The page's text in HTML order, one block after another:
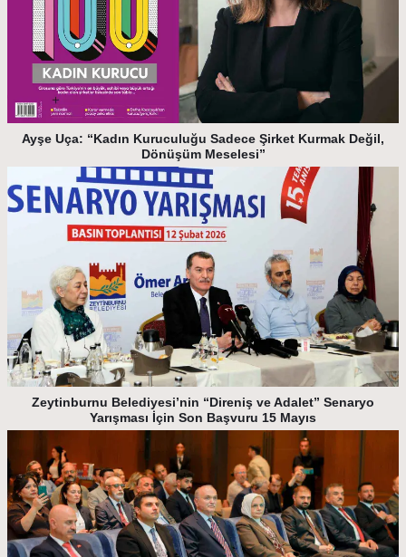
Ayşe Uça: “Kadın Kuruculuğu Sadece Şirket Kurmak Değil,
Dönüşüm Meselesi”
Zeytinburnu Belediyesi’nin “Direniş ve Adalet” Senaryo
Yarışması İçin Son Başvuru 15 Mayıs